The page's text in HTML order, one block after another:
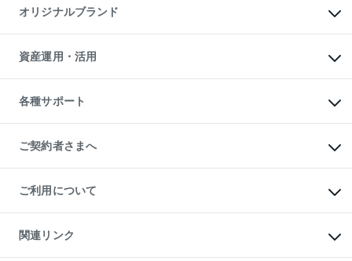
アパート経営
収益物件
ビル購入（ビル一棟）
投資用不動産の売却査定
事業用不動産の売却査定
マンションライブラリー
人気マンションランキング
暮らしに役立つ不動産メディア
不動産相場・不動産価格情報
不動産コラム・ニュース
不動産用語集
不動産なんでもネット相談室
住まいの税金
オリジナルブランド
一棟リノベーションマンション
L`GENTE（ルジェンテ）
区分リノベーションマンション
投資用一棟レジデンスWELL
不動産小口投資
LEGACIA（レガシア）
資産運用・活用
不動産M&A
アセットマネジメント・出資
各種サポート
相続サポート
リフォームサポート
ご契約者さまへ
ご紹介・再契約特典
入居者様専用-各種ご案内（賃貸）
東急こすもす会「こすもすWeb」
ご利用について
金融商品取引について
東急リバブル ソーシャルメディアポリシー
ご意見・お問い合わせ（金融商品取引専用の相談・お問い合わせ窓口）
関連リンク